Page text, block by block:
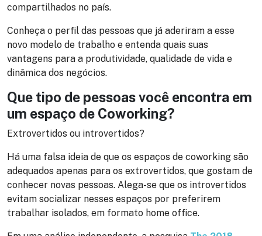
compartilhados no país.
Conheça o perfil das pessoas que já aderiram a esse
novo modelo de trabalho e entenda quais suas
vantagens para a produtividade, qualidade de vida e
dinâmica dos negócios.
Que tipo de pessoas você encontra em
um espaço de Coworking?
Extrovertidos ou introvertidos?
Há uma falsa ideia de que os espaços de coworking são
adequados apenas para os extrovertidos, que gostam de
conhecer novas pessoas. Alega-se que os introvertidos
evitam socializar nesses espaços por preferirem
trabalhar isolados, em formato home office.